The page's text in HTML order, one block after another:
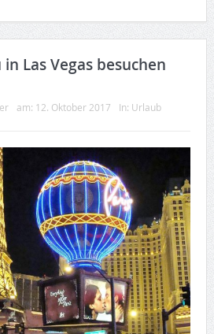
Las Vegas besuchen
am: 12. Oktober 2017 In: Urlaub